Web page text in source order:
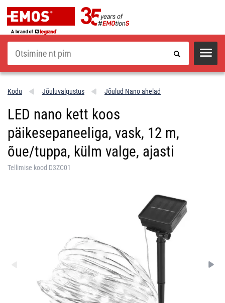
Otsi
Kodu Jõuluvalgustus Jõulud Nano ahelad
LED nano kett koos
päikesepaneeliga, vask, 12 m,
õue/tuppa, külm valge, ajasti
Tellimise kood D3ZC01